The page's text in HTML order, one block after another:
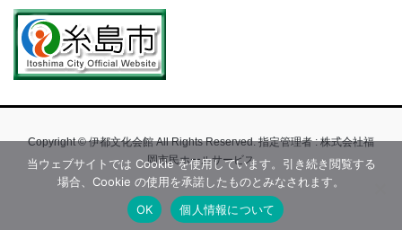
Copyright © 伊都文化会館 All Rights Reserved. 指定管理者 : 株式会社福
岡市民ホールサービス
当ウェブサイトでは Cookie を使用しています。引き続き閲覧する
場合、Cookie の使用を承諾したものとみなされます。
OK
個人情報について